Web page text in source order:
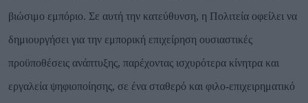
βιώσιμο εμπόριο. Σε αυτή την κατεύθυνση, η Πολιτεία οφείλει να
δημιουργήσει για την εμπορική επιχείρηση ουσιαστικές
προϋποθέσεις ανάπτυξης, παρέχοντας ισχυρότερα κίνητρα και
εργαλεία ψηφιοποίησης, σε ένα σταθερό και φιλο-επιχειρηματικό